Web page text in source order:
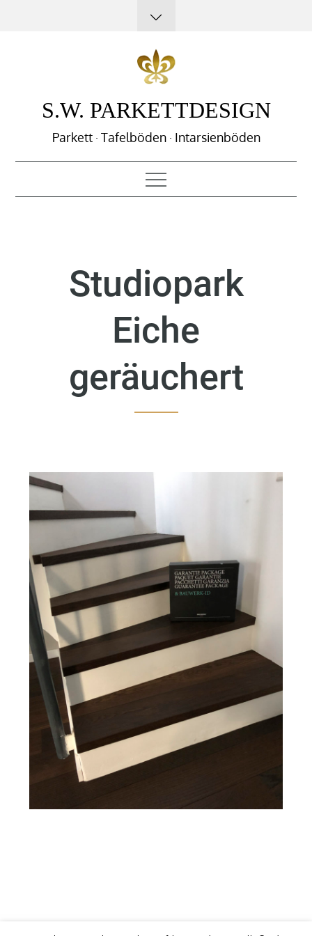
S.W. PARKETTDESIGN
Parkett · Tafelböden · Intarsienböden
Studiopark
Eiche
geräuchert